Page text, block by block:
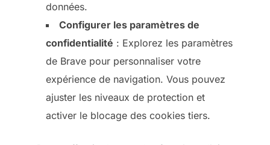
données.
Configurer les paramètres de
confidentialité : Explorez les paramètres
de Brave pour personnaliser votre
expérience de navigation. Vous pouvez
ajuster les niveaux de protection et
activer le blocage des cookies tiers.